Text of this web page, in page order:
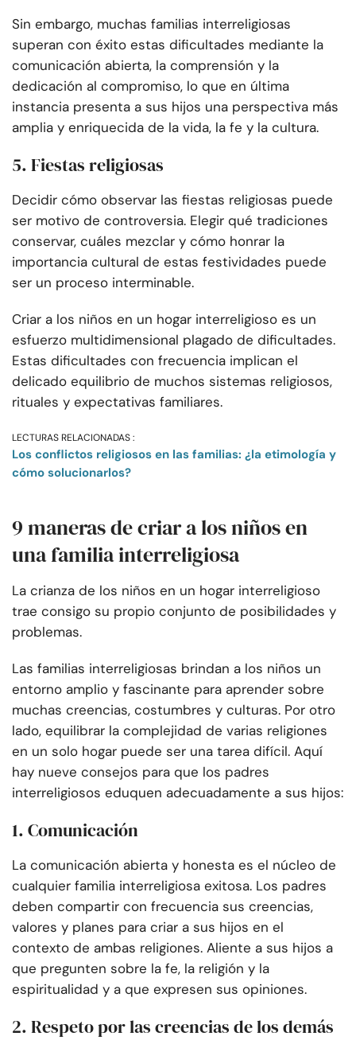
Sin embargo, muchas familias interreligiosas
superan con éxito estas dificultades mediante la
comunicación abierta, la comprensión y la
dedicación al compromiso, lo que en última
instancia presenta a sus hijos una perspectiva más
amplia y enriquecida de la vida, la fe y la cultura.
5. Fiestas religiosas
Decidir cómo observar las fiestas religiosas puede
ser motivo de controversia. Elegir qué tradiciones
conservar, cuáles mezclar y cómo honrar la
importancia cultural de estas festividades puede
ser un proceso interminable.
Criar a los niños en un hogar interreligioso es un
esfuerzo multidimensional plagado de dificultades.
Estas dificultades con frecuencia implican el
delicado equilibrio de muchos sistemas religiosos,
rituales y expectativas familiares.
LECTURAS RELACIONADAS :
Los conflictos religiosos en las familias: ¿la etimología y
cómo solucionarlos?
9 maneras de criar a los niños en
una familia interreligiosa
La crianza de los niños en un hogar interreligioso
trae consigo su propio conjunto de posibilidades y
problemas.
Las familias interreligiosas brindan a los niños un
entorno amplio y fascinante para aprender sobre
muchas creencias, costumbres y culturas. Por otro
lado, equilibrar la complejidad de varias religiones
en un solo hogar puede ser una tarea difícil. Aquí
hay nueve consejos para que los padres
interreligiosos eduquen adecuadamente a sus hijos:
1. Comunicación
La comunicación abierta y honesta es el núcleo de
cualquier familia interreligiosa exitosa. Los padres
deben compartir con frecuencia sus creencias,
valores y planes para criar a sus hijos en el
contexto de ambas religiones. Aliente a sus hijos a
que pregunten sobre la fe, la religión y la
espiritualidad y a que expresen sus opiniones.
2. Respeto por las creencias de los demás